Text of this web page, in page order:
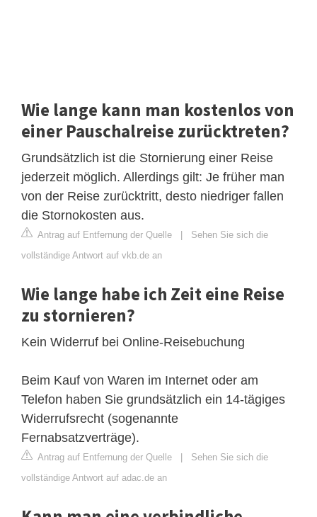
Wie lange kann man kostenlos von
einer Pauschalreise zurücktreten?
Grundsätzlich ist die Stornierung einer Reise
jederzeit möglich. Allerdings gilt: Je früher man
von der Reise zurücktritt, desto niedriger fallen
die Stornokosten aus.
Antrag auf Entfernung der Quelle | Sehen Sie sich die
vollständige Antwort auf vkb.de an
Wie lange habe ich Zeit eine Reise
zu stornieren?
Kein Widerruf bei Online-Reisebuchung
Beim Kauf von Waren im Internet oder am
Telefon haben Sie grundsätzlich ein 14-tägiges
Widerrufsrecht (sogenannte
Fernabsatzverträge).
Antrag auf Entfernung der Quelle | Sehen Sie sich die
vollständige Antwort auf adac.de an